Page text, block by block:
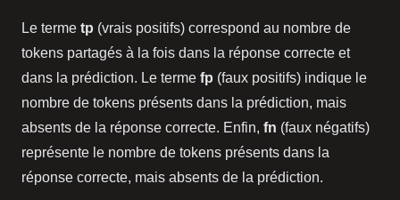
Le terme tp (vrais positifs) correspond au nombre de
tokens partagés à la fois dans la réponse correcte et
dans la prédiction. Le terme fp (faux positifs) indique le
nombre de tokens présents dans la prédiction, mais
absents de la réponse correcte. Enfin, fn (faux négatifs)
représente le nombre de tokens présents dans la
réponse correcte, mais absents de la prédiction.